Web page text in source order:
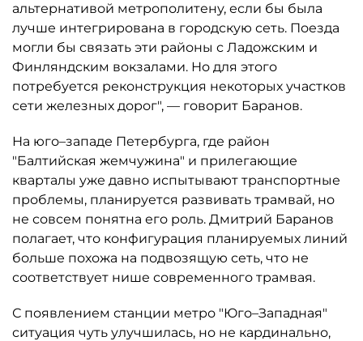
альтернативой метрополитену, если бы была
лучше интегрирована в городскую сеть. Поезда
могли бы связать эти районы с Ладожским и
Финляндским вокзалами. Но для этого
потребуется реконструкция некоторых участков
сети железных дорог", — говорит Баранов.
На юго–западе Петербурга, где район
"Балтийская жемчужина" и прилегающие
кварталы уже давно испытывают транспортные
проблемы, планируется развивать трамвай, но
не совсем понятна его роль. Дмитрий Баранов
полагает, что конфигурация планируемых линий
больше похожа на подвозящую сеть, что не
соответствует нише современного трамвая.
С появлением станции метро "Юго–Западная"
ситуация чуть улучшилась, но не кардинально,